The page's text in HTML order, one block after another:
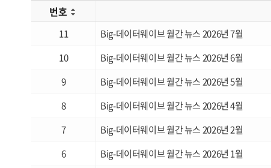
번호
11 Big-데이터웨이브 월간 뉴스 2026년 7월
10
Big-데이터웨이브 월간 뉴스 2026년 6월
9
Big-데이터웨이브 월간 뉴스 2026년 5월
8
Big-데이터웨이브 월간 뉴스 2026년 4월
7
Big-데이터웨이브 월간 뉴스 2026년 2월
6
Big-데이터웨이브 월간 뉴스 2026년 1월